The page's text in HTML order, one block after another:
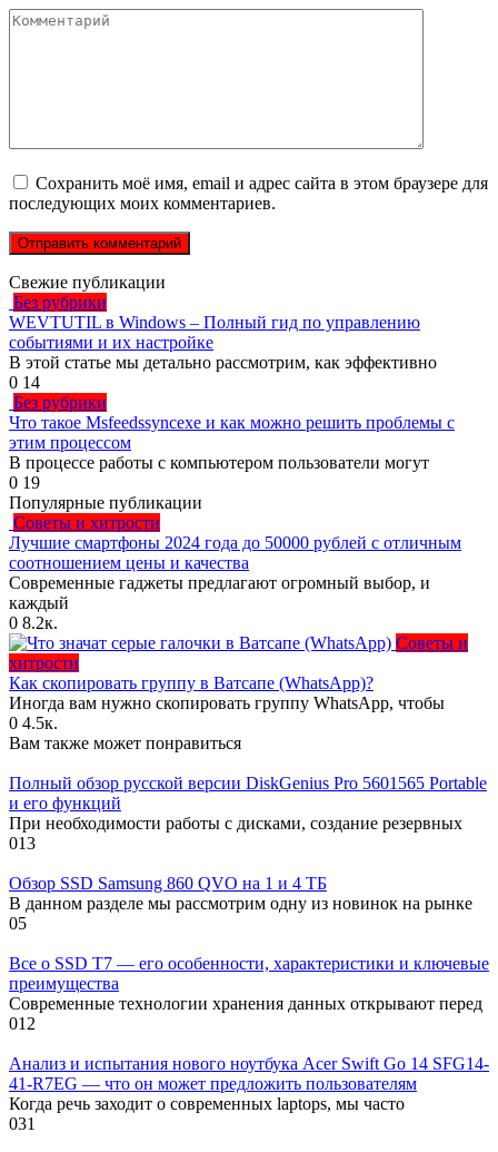
Комментарий
Сохранить моё имя, email и адрес сайта в этом браузере для
последующих моих комментариев.
Свежие публикации
Без рубрики
WEVTUTIL в Windows – Полный гид по управлению
событиями и их настройке
В этой статье мы детально рассмотрим, как эффективно
0 14
Без рубрики
Что такое Msfeedssyncexe и как можно решить проблемы с
этим процессом
В процессе работы с компьютером пользователи могут
0 19
Популярные публикации
Советы и хитрости
Лучшие смартфоны 2024 года до 50000 рублей с отличным
соотношением цены и качества
Современные гаджеты предлагают огромный выбор, и
каждый
0 8.2к.
Советы и
хитрости
Как скопировать группу в Ватсапе (WhatsApp)?
Иногда вам нужно скопировать группу WhatsApp, чтобы
0 4.5к.
Вам также может понравиться
Полный обзор русской версии DiskGenius Pro 5601565 Portable
и его функций
При необходимости работы с дисками, создание резервных
013
Обзор SSD Samsung 860 QVO на 1 и 4 ТБ
В данном разделе мы рассмотрим одну из новинок на рынке
05
Все о SSD T7 — его особенности, характеристики и ключевые
преимущества
Современные технологии хранения данных открывают перед
012
Анализ и испытания нового ноутбука Acer Swift Go 14 SFG14-
41-R7EG — что он может предложить пользователям
Когда речь заходит о современных laptops, мы часто
031